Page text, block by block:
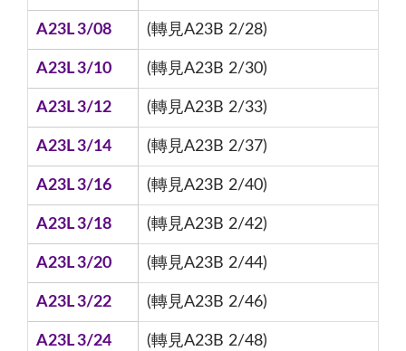
A23L 3/08 (轉見A23B 2/28)
A23L 3/10 (轉見A23B 2/30)
A23L 3/12 (轉見A23B 2/33)
A23L 3/14 (轉見A23B 2/37)
A23L 3/16 (轉見A23B 2/40)
A23L 3/18 (轉見A23B 2/42)
A23L 3/20 (轉見A23B 2/44)
A23L 3/22 (轉見A23B 2/46)
A23L 3/24 (轉見A23B 2/48)